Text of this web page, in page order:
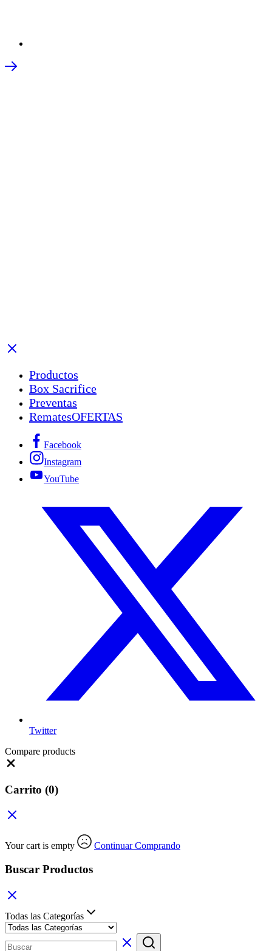
Productos
Box Sacrifice
Preventas
RematesOFERTAS
Facebook
Instagram
YouTube
Twitter
Compare products
Carrito (0)
Your cart is empty Continuar Comprando
Buscar Productos
Todas las Categorías